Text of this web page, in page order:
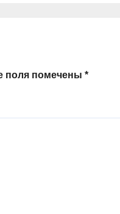
поля помечены *